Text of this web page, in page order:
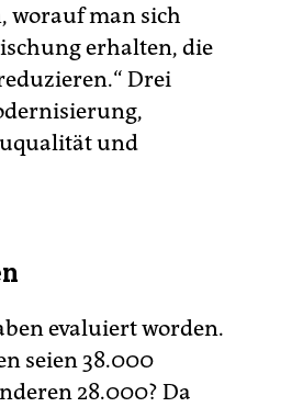
worauf man sich
erhalten, die
Drei
und
evaluiert worden.
seien 38.000
28.000? Da